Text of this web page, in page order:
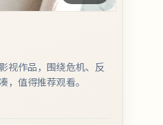
视作品，围绕危机、反
，值得推荐观看。